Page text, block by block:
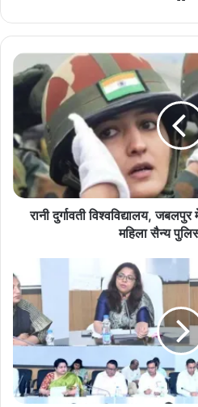
रा
नी
ती
वि
श्व
वि
ज
ब
ल
पु
र
में
3
रानी दुर्गावती विश्वविद्यालय,
महिला सैन्य
ज्य
बा
ल
सं
क्ष
ण